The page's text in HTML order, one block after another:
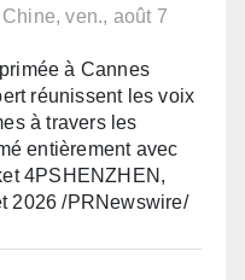
ven., août 7
à Cannes
réunissent les voix
à travers les
entièrement avec
4PSHENZHEN,
2026 /PRNewswire/